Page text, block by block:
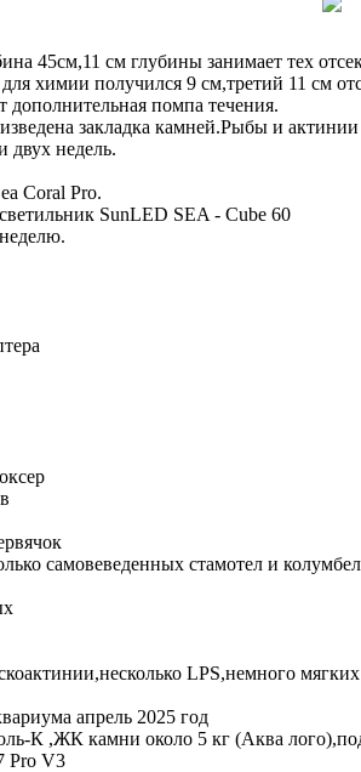
45см,11 см глубины занимает тех
химии получился 9 см,третий 11 см
дополнительная помпа течения.
закладка камней.Рыбы и
двух недель.
Coral Pro.
SunLED SEA - Cube 60
самовеведенных стамотел и
LPS,немного
апрель 2025 год
К ,ЖК камни около 5 кг (Аква
Pro V3